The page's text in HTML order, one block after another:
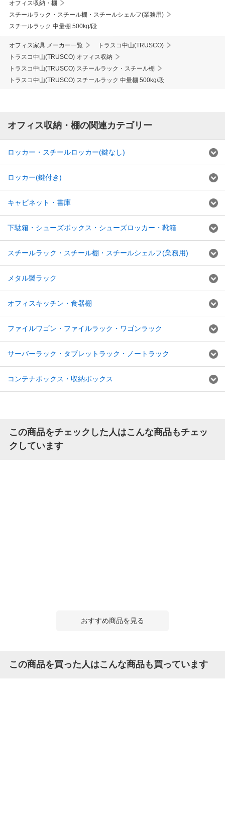
オフィス収納・棚
スチールラック・スチール棚・スチールシェルフ(業務用)
スチールラック 中量棚 500kg/段
オフィス家具 メーカー一覧
トラスコ中山(TRUSCO)
トラスコ中山(TRUSCO) オフィス収納
トラスコ中山(TRUSCO) スチールラック・スチール棚
トラスコ中山(TRUSCO) スチールラック 中量棚 500kg/段
オフィス収納・棚の関連カテゴリー
ロッカー・スチールロッカー(鍵なし)
ロッカー(鍵付き)
キャビネット・書庫
下駄箱・シューズボックス・シューズロッカー・靴箱
スチールラック・スチール棚・スチールシェルフ(業務用)
メタル製ラック
オフィスキッチン・食器棚
ファイルワゴン・ファイルラック・ワゴンラック
サーバーラック・タブレットラック・ノートラック
コンテナボックス・収納ボックス
この商品をチェックした人はこんな商品もチェッ
クしています
おすすめ商品を見る
この商品を買った人はこんな商品も買っています